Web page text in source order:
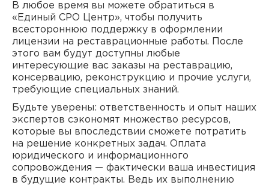
В любое время вы можете обратиться в
«Единый СРО Центр», чтобы получить
всестороннюю поддержку в оформлении
лицензии на реставрационные работы. После
этого вам будут доступны любые
интересующие вас заказы на реставрацию,
консервацию, реконструкцию и прочие услуги,
требующие специальных знаний.
Будьте уверены: ответственность и опыт наших
экспертов сэкономят множество ресурсов,
которые вы впоследствии сможете потратить
на решение конкретных задач. Оплата
юридического и информационного
сопровождения — фактически ваша инвестиция
в будущие контракты. Ведь их выполнению